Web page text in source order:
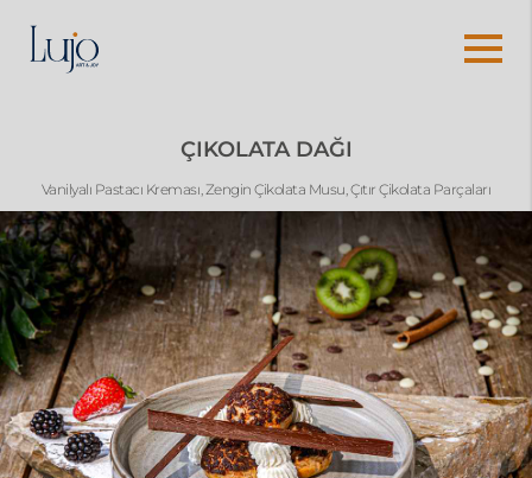
ÇIKOLATA DAĞI
Vanilyalı Pastacı Kreması, Zengin Çikolata Musu, Çıtır Çikolata Parçaları